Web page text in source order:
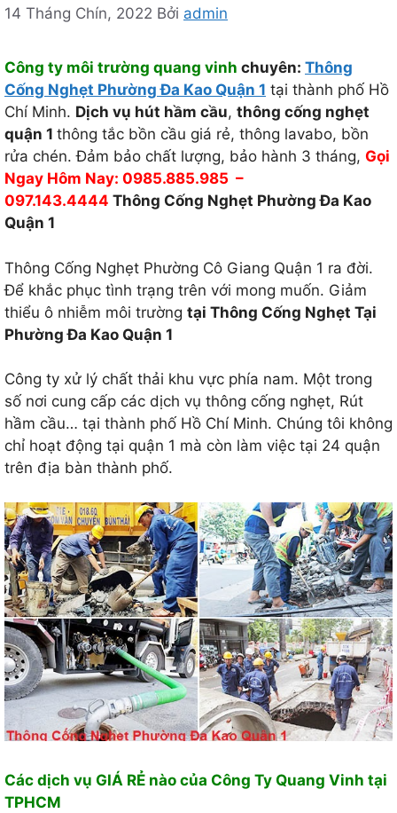
14 Tháng Chín, 2022 Bởi admin
Công ty môi trường quang vinh chuyên: Thông
Cống Nghẹt Phường Đa Kao Quận 1 tại thành phố Hồ
Chí Minh. Dịch vụ hút hầm cầu, thông cống nghẹt
quận 1 thông tắc bồn cầu giá rẻ, thông lavabo, bồn
rửa chén. Đảm bảo chất lượng, bảo hành 3 tháng, Gọi
Ngay Hôm Nay: 0985.885.985 –
097.143.4444 Thông Cống Nghẹt Phường Đa Kao
Quận 1
Thông Cống Nghẹt Phường Cô Giang Quận 1 ra đời.
Để khắc phục tình trạng trên với mong muốn. Giảm
thiểu ô nhiễm môi trường tại Thông Cống Nghẹt Tại
Phường Đa Kao Quận 1
Công ty xử lý chất thải khu vực phía nam. Một trong
số nơi cung cấp các dịch vụ thông cống nghẹt, Rút
hầm cầu… tại thành phố Hồ Chí Minh. Chúng tôi không
chỉ hoạt động tại quận 1 mà còn làm việc tại 24 quận
trên địa bàn thành phố.
Các dịch vụ GIÁ RẺ nào của Công Ty Quang Vinh tại
TPHCM